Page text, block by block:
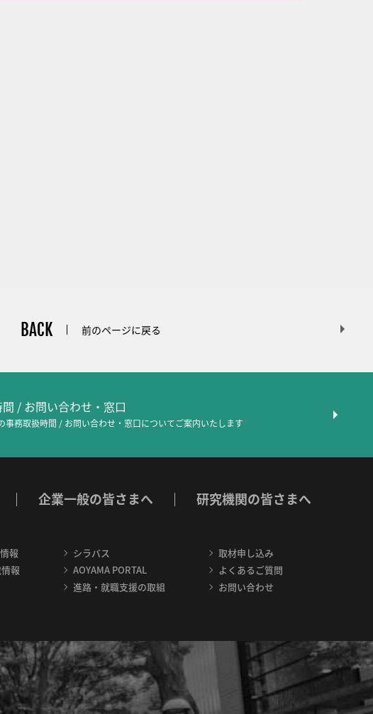
BACK 前のページに戻る
/ お問い合わせ・窓口
事務取扱時間 / お問い合わせ・窓口についてご案内いたします
企業一般の皆さまへ 研究機関の皆さまへ
報
報
シラバス
AOYAMA PORTAL
進路・就職支援の取組
取材申し込み
よくあるご質問
お問い合わせ